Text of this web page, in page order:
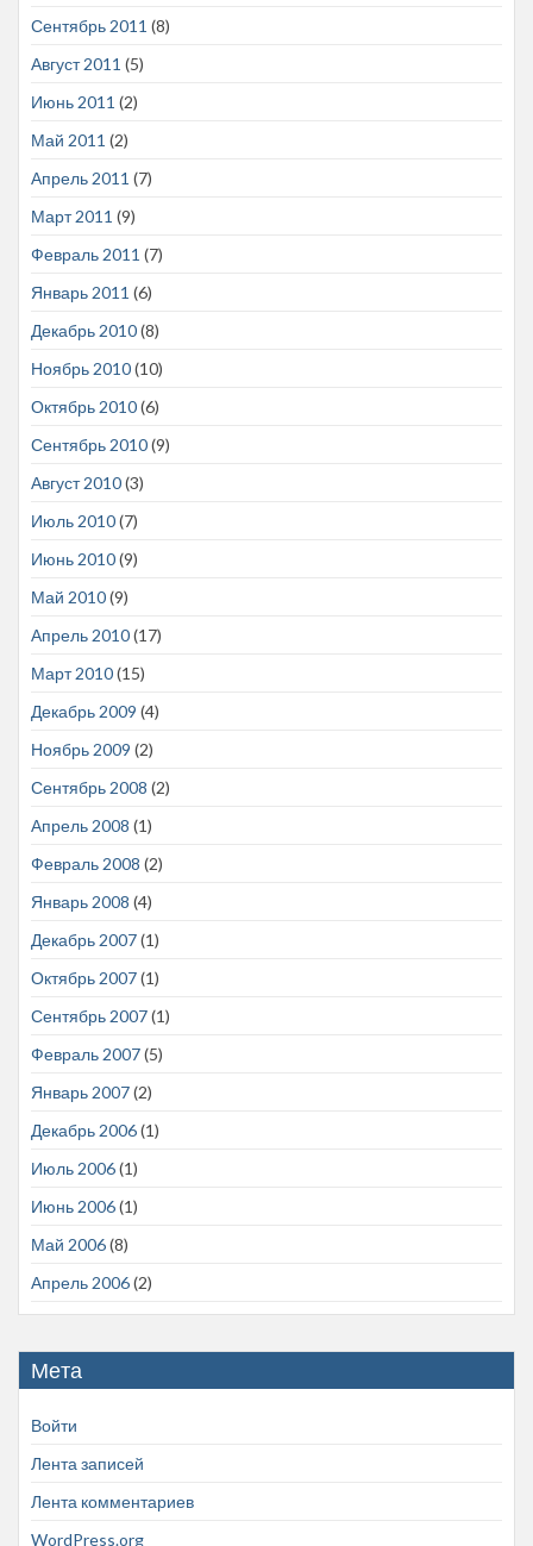
Сентябрь 2011 (8)
Август 2011 (5)
Июнь 2011 (2)
Май 2011 (2)
Апрель 2011 (7)
Март 2011 (9)
Февраль 2011 (7)
Январь 2011 (6)
Декабрь 2010(8)
Ноябрь 2010(10)
Октябрь 2010(6)
Сентябрь 2010(9)
Август 2010(3)
Июль 2010(7)
Июнь 2010(9)
Май 2010(9)
Апрель 2010(17)
Март 2010(15)
Декабрь 2009 (4)
Ноябрь 2009 (2)
Сентябрь 2008 (2)
Апрель 2008 (1)
Февраль 2008 (2)
Январь 2008 (4)
Декабрь 2007(1)
Октябрь 2007(1)
Сентябрь 2007(1)
Февраль 2007(5)
Январь 2007(2)
Декабрь 2006(1)
Июль 2006(1)
Июнь 2006(1)
Май 2006(8)
Апрель 2006(2)
Мета
Войти
Лента записей
Лента комментариев
WordPress.org